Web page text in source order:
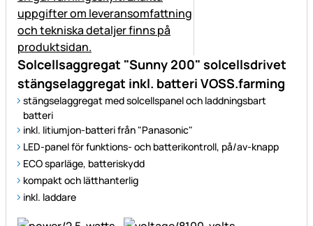
Solcellsaggregat "Sunny 200" solcellsdrivet
stängselaggregat inkl. batteri VOSS.farming
stängselaggregat med solcellspanel och laddningsbart
batteri
inkl. litiumjon-batteri från "Panasonic"
LED-panel för funktions- och batterikontroll, på/av-knapp
ECO sparläge, batteriskydd
kompakt och lätthanterlig
inkl. laddare